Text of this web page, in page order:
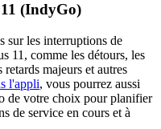
(IndyGo)
sur les interruptions de
11, comme les détours, les
retards majeurs et autres
l'appli, vous pourrez aussi
de votre choix pour planifier
de service en cours et à